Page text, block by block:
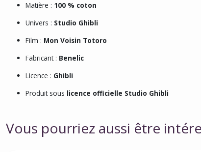
Matière : 100 % coton
Univers : Studio Ghibli
Film : Mon Voisin Totoro
Fabricant : Benelic
Licence : Ghibli
Produit sous licence officielle Studio Ghibli
Vous pourriez aussi être